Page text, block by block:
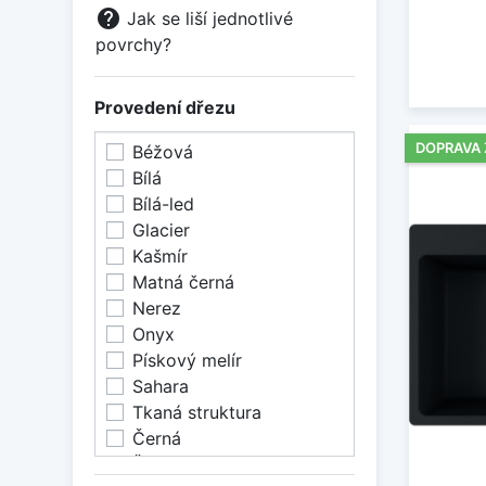
help Jak se liší jednotlivé
povrchy?
Provedení dřezu
Béžová
Bílá
Bílá-led
Glacier
Kašmír
Matná černá
Nerez
Onyx
Pískový melír
Sahara
Tkaná struktura
Černá
DOPRAVA